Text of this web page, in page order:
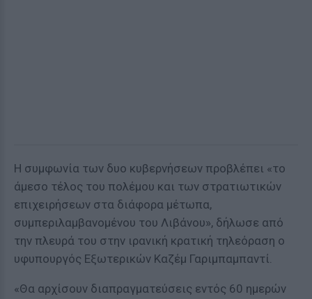
Η συμφωνία των δυο κυβερνήσεων προβλέπει «το
άμεσο τέλος του πολέμου και των στρατιωτικών
επιχειρήσεων στα διάφορα μέτωπα,
συμπεριλαμβανομένου του Λιβάνου», δήλωσε από
την πλευρά του στην ιρανική κρατική τηλεόραση ο
υφυπουργός Εξωτερικών Καζέμ Γαριμπαμπαντί.
«Θα αρχίσουν διαπραγματεύσεις εντός 60 ημερών